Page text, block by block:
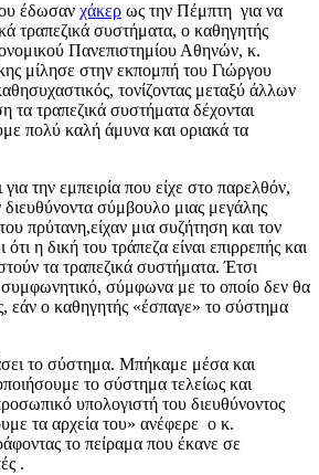
έδωσαν χάκερ ως την Πέμπτη για να
τραπεζικά συστήματα, ο καθηγητής
Πανεπιστημίου Αθηνών, κ.
μίλησε στην εκπομπή του Γιώργου
τονίζοντας μεταξύ άλλων
τα τραπεζικά συστήματα δέχονται
πολύ καλή άμυνα και οριακά τα
την εμπειρία που είχε στο παρελθόν,
διευθύνοντα σύμβουλο μιας μεγάλης
πρύτανη,είχαν μια συζήτηση και τον
η δική του τράπεζα είναι επιρρεπής και
τα τραπεζικά συστήματα. Έτσι
σύμφωνα με το οποίο δεν θα
εάν ο καθηγητής «έσπαγε» το σύστημα
το σύστημα. Μπήκαμε μέσα και
το σύστημα τελείως και
υπολογιστή του διευθύνοντος
τα αρχεία του» ανέφερε ο κ.
το πείραμα που έκανε σε
.